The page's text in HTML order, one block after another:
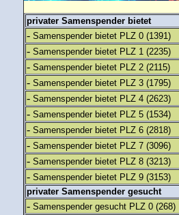
privater Samenspender bietet
- Samenspender bietet PLZ 0 (1391)
- Samenspender bietet PLZ 1 (2235)
- Samenspender bietet PLZ 2 (2115)
- Samenspender bietet PLZ 3 (1795)
- Samenspender bietet PLZ 4 (2623)
- Samenspender bietet PLZ 5 (1534)
- Samenspender bietet PLZ 6 (2818)
- Samenspender bietet PLZ 7 (3096)
- Samenspender bietet PLZ 8 (3213)
- Samenspender bietet PLZ 9 (3153)
privater Samenspender gesucht
- Samenspender gesucht PLZ 0 (268)